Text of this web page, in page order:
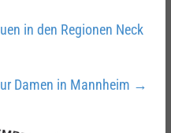
in den Regionen Neck
Damen in Mannheim →